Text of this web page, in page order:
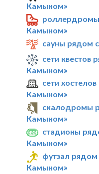
Камыном»
Камыном»
сауны рядом
сети квестов
Камыном»
сети
Камыном»
скалодромы
Камыном»
стадионы
Камыном»
футзал
Камыном»